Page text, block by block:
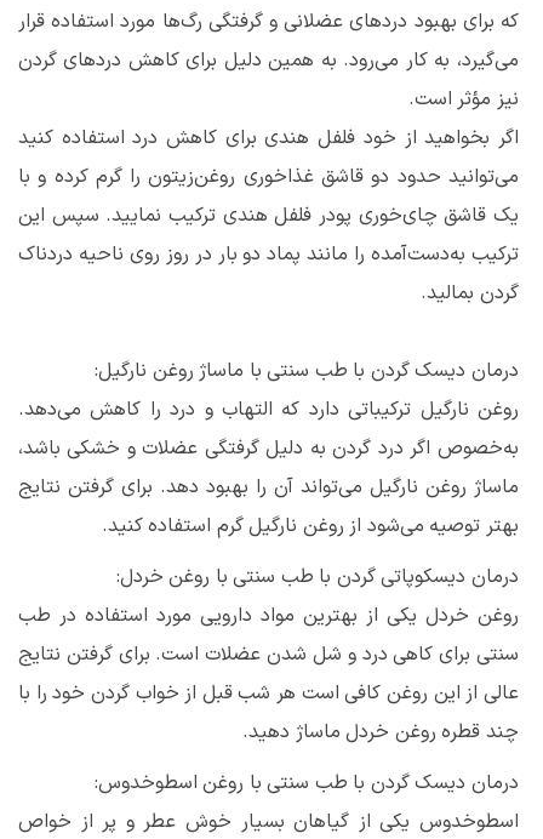
که برای بهبود دردهای عضلانی و گرفتگی رگ‌ها مورد استفاده قرار
می‌گیرد، به کار می‌رود. به همین دلیل برای کاهش دردهای گردن
نیز مؤثر است.
اگر بخواهید از خود فلفل هندی برای کاهش درد استفاده کنید
می‌توانید حدود دو قاشق غذاخوری روغن‌زیتون را گرم کرده و با
یک قاشق چای‌خوری پودر فلفل هندی ترکیب نمایید. سپس این
ترکیب به‌دست‌آمده را مانند پماد دو بار در روز روی ناحیه دردناک
گردن بمالید.
درمان دیسک گردن با طب سنتی با ماساژ روغن نارگیل:
روغن نارگیل ترکیباتی دارد که التهاب و درد را کاهش می‌دهد.
به‌خصوص اگر درد گردن به دلیل گرفتگی عضلات و خشکی باشد،
ماساژ روغن نارگیل می‌تواند آن را بهبود دهد. برای گرفتن نتایج
بهتر توصیه می‌شود از روغن نارگیل گرم استفاده کنید.
درمان دیسکوپاتی گردن با طب سنتی با روغن خردل:
روغن خردل یکی از بهترین مواد دارویی مورد استفاده در طب
سنتی برای کاهی درد و شل شدن عضلات است. برای گرفتن نتایج
عالی از این روغن کافی است هر شب قبل از خواب گردن خود را با
چند قطره روغن خردل ماساژ دهید.
درمان دیسک گردن با طب سنتی با روغن اسطوخدوس:
اسطوخدوس یکی از گیاهان بسیار خوش عطر و پر از خواص